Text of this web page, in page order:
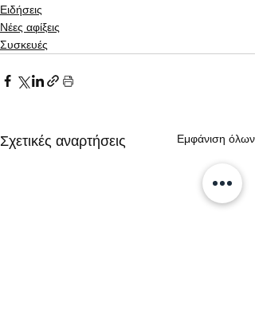
Ειδήσεις
Νέες αφίξεις
Συσκευές
Σχετικές αναρτήσεις Εμφάνιση όλων